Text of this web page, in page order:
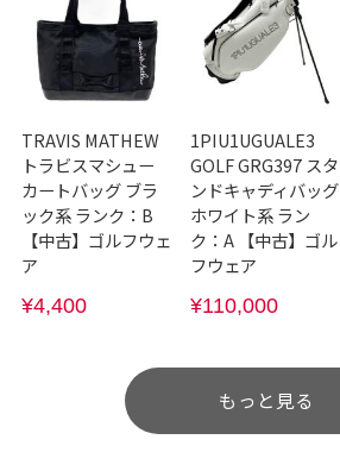
TRAVIS MATHEW
トラビスマシュー
カートバッグ ブラ
ック系 ランク：B
【中古】ゴルフウェ
ア
¥4,400
1PIU1UGUALE3
GOLF GRG397 スタ
ンドキャディバッグ
ホワイト系 ラン
ク：A 【中古】ゴル
フウェア
¥110,000
もっと見る